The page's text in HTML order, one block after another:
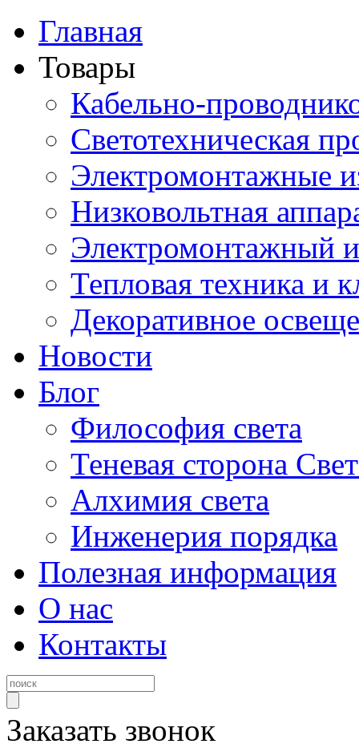
Главная
Товары
Кабельно-
Светотехническая
Электромонтажные
Низковольтная
Электромонтажный
Тепловая техника и
Декоративное
Новости
Блог
Философия света
Теневая сторона
Алхимия света
Инженерия порядка
Полезная информация
О нас
Контакты
Заказать звонок